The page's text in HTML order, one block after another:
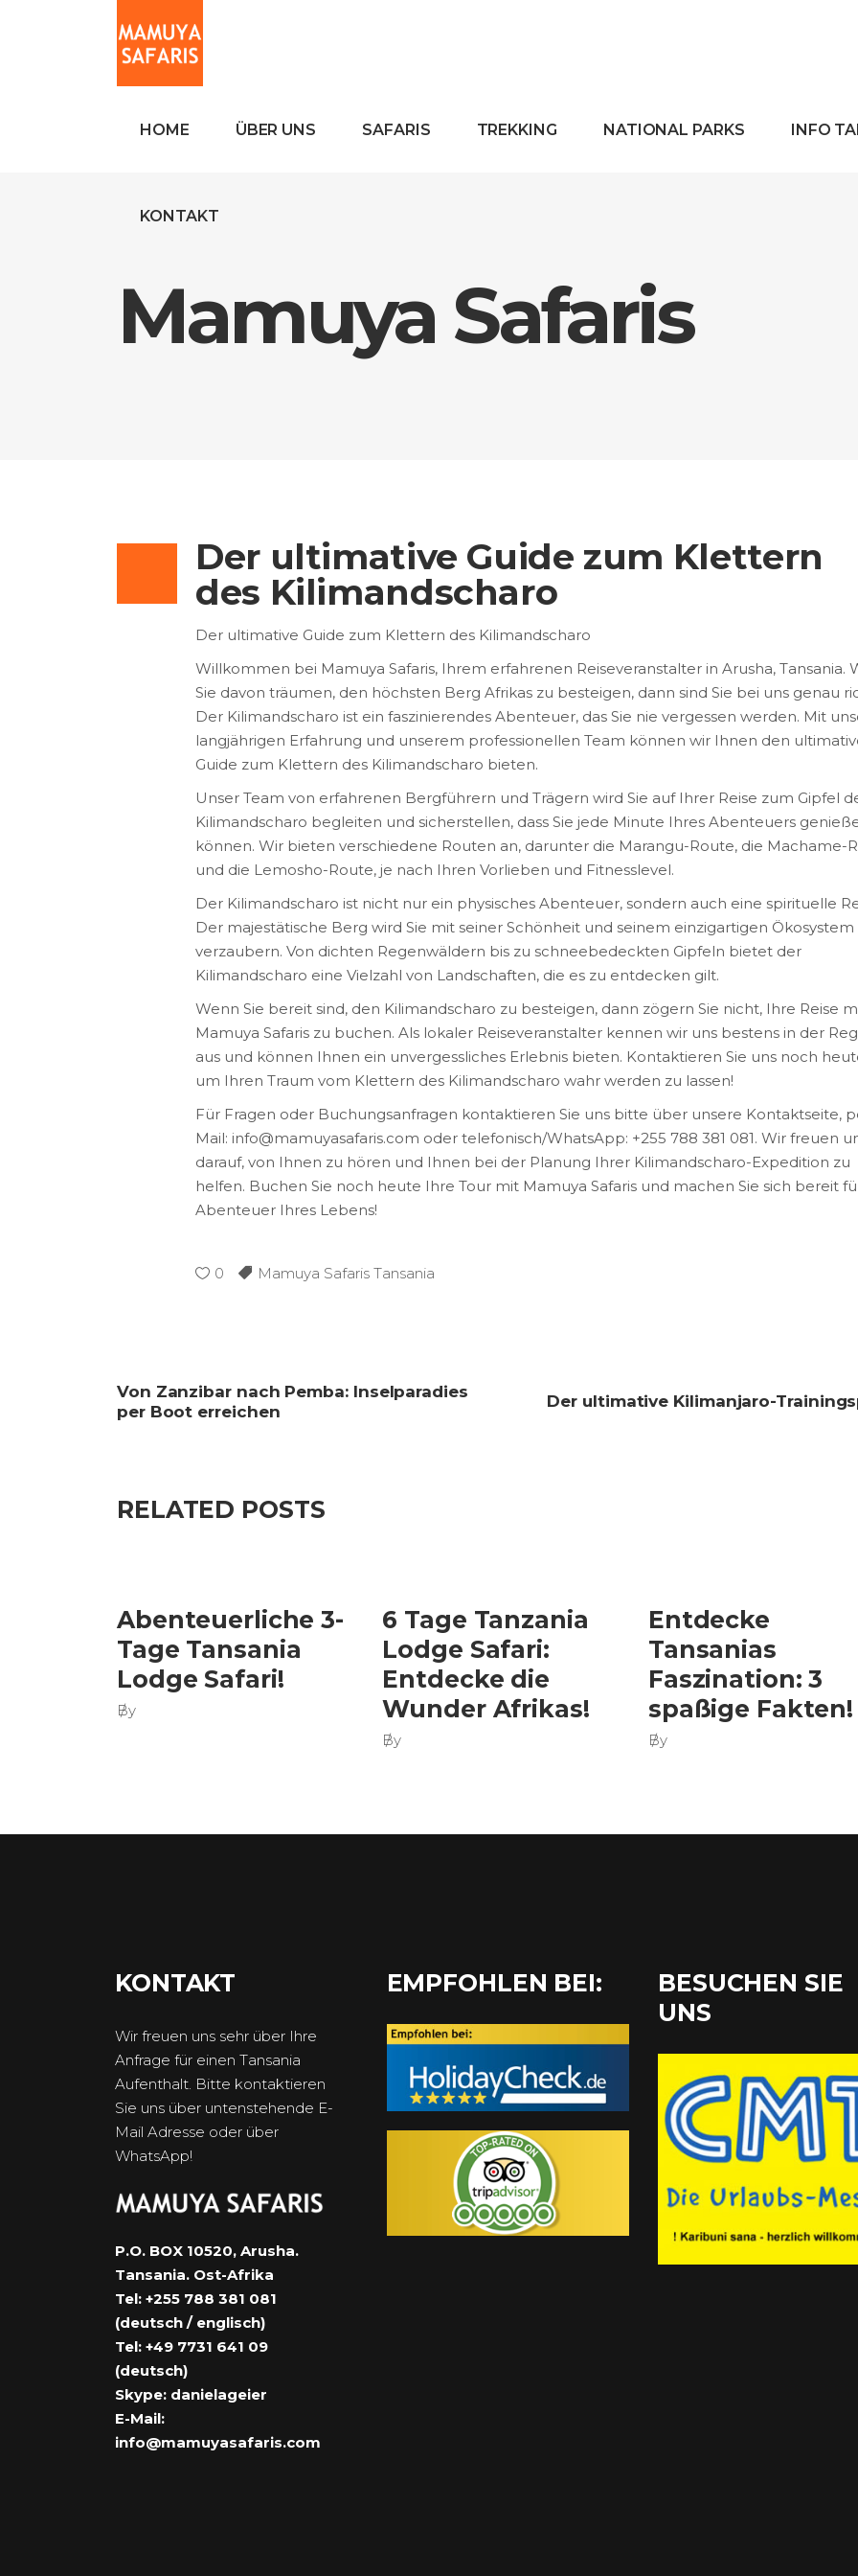
HOME ÜBER UNS SAFARIS TREKKING NATIONAL PARKS INFO
KONTAKT
Mamuya Safaris
Der ultimative Guide zum Klettern
des Kilimandscharo
Der ultimative Guide zum Klettern des Kilimandscharo
Willkommen bei Mamuya Safaris, Ihrem erfahrenen Reiseveranstalter in Arusha, Tansania.
Sie davon träumen, den höchsten Berg Afrikas zu besteigen, dann sind Sie bei uns genau
Der Kilimandscharo ist ein faszinierendes Abenteuer, das Sie nie vergessen werden. Mit
langjährigen Erfahrung und unserem professionellen Team können wir Ihnen den
Guide zum Klettern des Kilimandscharo bieten.
Unser Team von erfahrenen Bergführern und Trägern wird Sie auf Ihrer Reise zum Gipfel
Kilimandscharo begleiten und sicherstellen, dass Sie jede Minute Ihres Abenteuers
können. Wir bieten verschiedene Routen an, darunter die Marangu-Route, die Machame-
und die Lemosho-Route, je nach Ihren Vorlieben und Fitnesslevel.
Der Kilimandscharo ist nicht nur ein physisches Abenteuer, sondern auch eine spirituelle
Der majestätische Berg wird Sie mit seiner Schönheit und seinem einzigartigen Ökosystem
verzaubern. Von dichten Regenwäldern bis zu schneebedeckten Gipfeln bietet der
Kilimandscharo eine Vielzahl von Landschaften, die es zu entdecken gilt.
Wenn Sie bereit sind, den Kilimandscharo zu besteigen, dann zögern Sie nicht, Ihre Reise
Mamuya Safaris zu buchen. Als lokaler Reiseveranstalter kennen wir uns bestens in der
aus und können Ihnen ein unvergessliches Erlebnis bieten. Kontaktieren Sie uns noch
um Ihren Traum vom Klettern des Kilimandscharo wahr werden zu lassen!
Für Fragen oder Buchungsanfragen kontaktieren Sie uns bitte über unsere Kontaktseite,
Mail: info@mamuyasafaris.com oder telefonisch/WhatsApp: +255 788 381 081. Wir freuen
darauf, von Ihnen zu hören und Ihnen bei der Planung Ihrer Kilimandscharo-Expedition zu
helfen. Buchen Sie noch heute Ihre Tour mit Mamuya Safaris und machen Sie sich bereit
Abenteuer Ihres Lebens!
0 Mamuya Safaris Tansania
Von Zanzibar nach Pemba: Inselparadies
per Boot erreichen
Der ultimative Kilimanjaro-
RELATED POSTS
Abenteuerliche 3-
Tage Tansania
Lodge Safari!
By
6 Tage Tanzania
Lodge Safari:
Entdecke die
Wunder Afrikas!
By
Entdecke
Tansanias
Faszination: 3
spaßige Fakten!
By
KONTAKT
Wir freuen uns sehr über Ihre
Anfrage für einen Tansania
Aufenthalt. Bitte kontaktieren
Sie uns über untenstehende E-
Mail Adresse oder über
WhatsApp!
P.O. BOX 10520, Arusha.
Tansania. Ost-Afrika
Tel: +255 788 381 081
(deutsch / englisch)
Tel: +49 7731 641 09
(deutsch)
Skype: danielageier
E-Mail:
info@mamuyasafaris.com
EMPFOHLEN BEI:
BESUCHEN SIE
UNS